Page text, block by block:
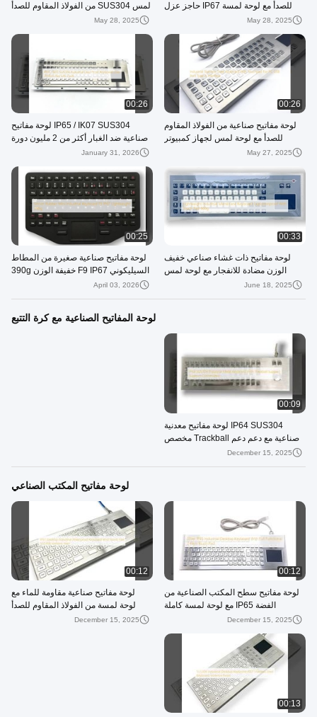
للصدأ مع لوحة لمسة IP67 حاجز عزل
May 28, 2025
لمس SUS304 من الفولاذ المقاوم للصدأ
May 28, 2025
00:26
لوحة مفاتيح صناعية من الفولاذ المقاوم
للصدأ مع لوحة لمس لجهاز كمبيوتر
محطة USB من نوع واجهةMay 27, 2025
00:26
IP65 / IK07 SUS304 لوحة مفاتيح
صناعية ضد الغبار أكثر من 2 مليون دورة
January 31, 2026
00:33
لوحة مفاتيح ذات غشاء صناعي خفيف
الوزن مضادة للانفجار مع لوحة لمس
June 18, 2025
00:25
لوحة مفاتيح صناعية صغيرة من المطاط
السيليكوني F9 IP67 خفيفة الوزن 390g
April 03, 2026
لوحة المفاتيح الصناعية مع كرة التتبع
00:09
IP64 SUS304 لوحة مفاتيح معدنية
صناعية مع دعم دعم Trackball مخصص
December 15, 2025
لوحة مفاتيح المكتب الصناعي
00:12
لوحة مفاتيح سطح المكتب الصناعية من
الفضة IP65 مع لوحة لمسة كاملة
December 15, 2025
00:12
لوحة مفاتيح صناعية مقاومة للماء مع
لوحة لمسة من الفولاذ المقاوم للصدأ
December 15, 2025
00:13